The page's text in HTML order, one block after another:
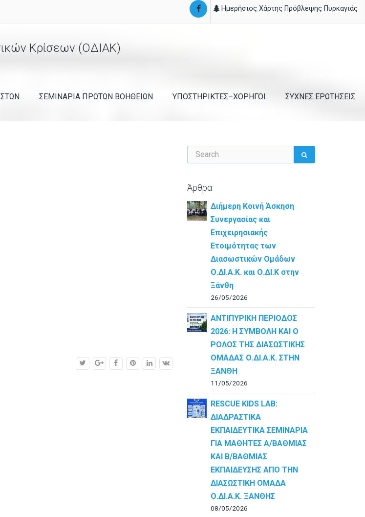
Ημερήσιος Χάρτης Πρόβλεψης Πυρκαγιάς
Κρίσεων (ΟΔΙΑΚ)
ΣΕΜΙΝΑΡΙΑ ΠΡΩΤΩΝ ΒΟΗΘΕΙΩΝ ΥΠΟΣΤΗΡΙΚΤΕΣ–ΧΟΡΗΓΟΙ ΣΥΧΝΕΣ ΕΡΩΤΗΣΕΙΣ
Άρθρα
Διήμερη Κοινή Άσκηση
Συνεργασίας και
Επιχειρησιακής
Ετοιμότητας των
Διασωστικών Ομάδων
Ο.ΔΙ.Α.Κ. και Ο.ΔΙ.Κ στην
Ξάνθη
26/05/2026
ΑΝΤΙΠΥΡΙΚΗ ΠΕΡΙΟΔΟΣ
2026: Η ΣΥΜΒΟΛΗ ΚΑΙ Ο
ΡΟΛΟΣ ΤΗΣ ΔΙΑΣΩΣΤΙΚΗΣ
ΟΜΑΔΑΣ Ο.ΔΙ.Α.Κ. ΣΤΗΝ
ΞΑΝΘΗ
11/05/2026
RESCUE KIDS LAB:
ΔΙAΔΡΑΣΤΙΚΑ
ΕΚΠΑΙΔΕΥΤΙΚΑ ΣΕΜΙΝΑΡΙΑ
ΓΙΑ ΜΑΘΗΤΕΣ Α/ΒΑΘΜΙΑΣ
ΚΑΙ Β/ΒΑΘΜΙΑΣ
ΕΚΠΑΙΔΕΥΣΗΣ ΑΠΟ ΤΗΝ
ΔΙΑΣΩΣΤΙΚΗ ΟΜΑΔΑ
Ο.ΔΙ.Α.Κ. ΞΑΝΘΗΣ
08/05/2026